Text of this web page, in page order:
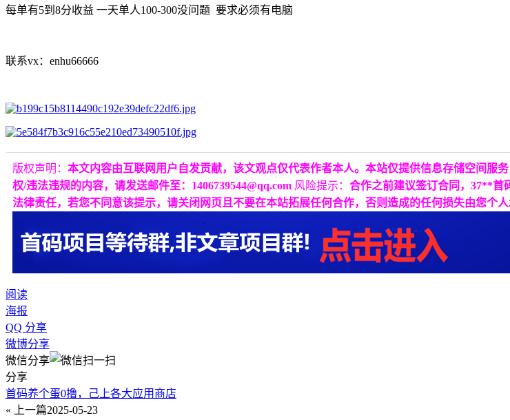
每单有5到8分收益 一天单人100-300没问题 要求必须有电脑
联系vx：enhu66666
版权声明： 本文内容由互联网用户自发贡献，该文观点仅代表作者本人。本站仅提供信息存储空间服
权/违法违规的内容，请发送邮件至：1406739544@qq.com 风险提示： 合作之前建议签订合同，37**首
法律责任，若您不同意该提示，请关闭网页且不要在本站拓展任何合作，否则造成的任何损失由您个人
阅读
海报
QQ 分享
微博分享
微信分享
分享
首码养个蛋0撸，己上各大应用商店
« 上一篇2025-05-23